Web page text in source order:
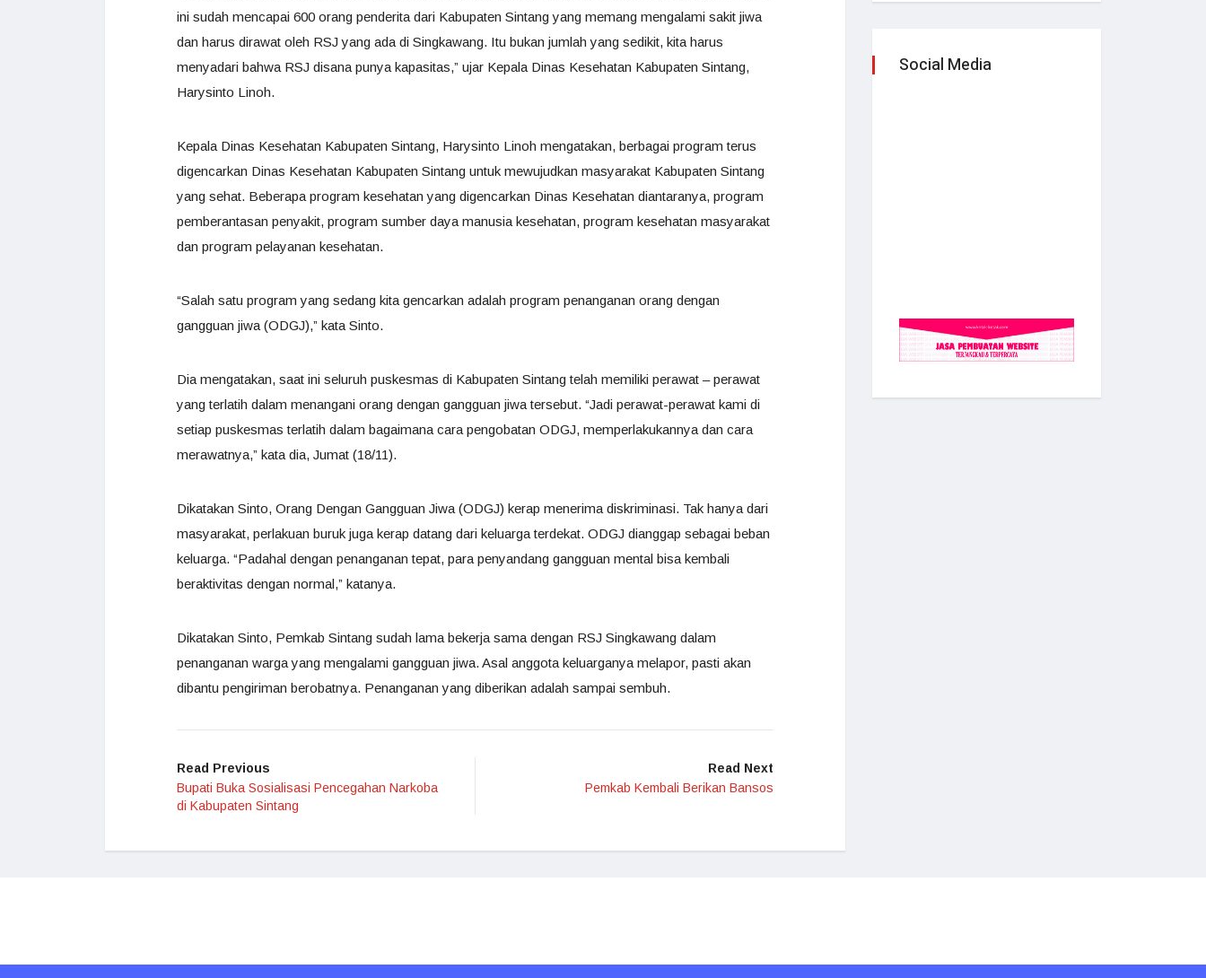
ini sudah mencapai 600 orang penderita dari Kabupaten Sintang yang memang mengalami sakit jiwa
dan harus dirawat oleh RSJ yang ada di Singkawang. Itu bukan jumlah yang sedikit, kita harus
menyadari bahwa RSJ disana punya kapasitas,” ujar Kepala Dinas Kesehatan Kabupaten Sintang,
Harysinto Linoh.
Kepala Dinas Kesehatan Kabupaten Sintang, Harysinto Linoh mengatakan, berbagai program terus
digencarkan Dinas Kesehatan Kabupaten Sintang untuk mewujudkan masyarakat Kabupaten Sintang
yang sehat. Beberapa program kesehatan yang digencarkan Dinas Kesehatan diantaranya, program
pemberantasan penyakit, program sumber daya manusia kesehatan, program kesehatan masyarakat
dan program pelayanan kesehatan.
“Salah satu program yang sedang kita gencarkan adalah program penanganan orang dengan
gangguan jiwa (ODGJ),” kata Sinto.
Dia mengatakan, saat ini seluruh puskesmas di Kabupaten Sintang telah memiliki perawat – perawat
yang terlatih dalam menangani orang dengan gangguan jiwa tersebut. “Jadi perawat-perawat kami di
setiap puskesmas terlatih dalam bagaimana cara pengobatan ODGJ, memperlakukannya dan cara
merawatnya,” kata dia, Jumat (18/11).
Dikatakan Sinto, Orang Dengan Gangguan Jiwa (ODGJ) kerap menerima diskriminasi. Tak hanya dari
masyarakat, perlakuan buruk juga kerap datang dari keluarga terdekat. ODGJ dianggap sebagai beban
keluarga. “Padahal dengan penanganan tepat, para penyandang gangguan mental bisa kembali
beraktivitas dengan normal,” katanya.
Dikatakan Sinto, Pemkab Sintang sudah lama bekerja sama dengan RSJ Singkawang dalam
penanganan warga yang mengalami gangguan jiwa. Asal anggota keluarganya melapor, pasti akan
dibantu pengiriman berobatnya. Penanganan yang diberikan adalah sampai sembuh.
Read Previous
Bupati Buka Sosialisasi Pencegahan Narkoba
di Kabupaten Sintang
Read Next
Pemkab Kembali Berikan Bansos
Social Media